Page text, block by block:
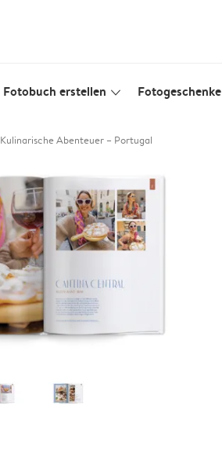
Fotobuch erstellen slim_arrow_down Fotogeschenke
Kulinarische Abenteuer – Portugal